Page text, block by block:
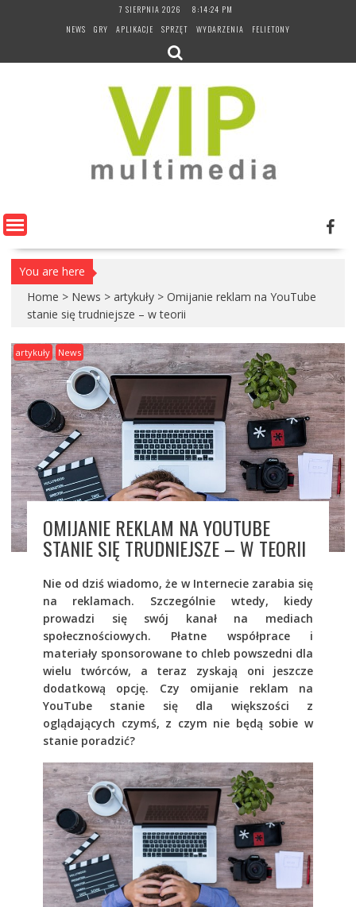
7 SIERPNIA 2026
8:14:25 PM
NEWS
GRY APLIKACJE SPRZĘT WYDARZENIA FELIETONY
You are here
Home > News > artykuły > Omijanie reklam na YouTube
stanie się trudniejsze – w teorii
artykuły News
OMIJANIE REKLAM NA YOUTUBE
STANIE SIĘ TRUDNIEJSZE – W TEORII
Nie od dziś wiadomo, że w Internecie zarabia się
na reklamach. Szczególnie wtedy, kiedy
prowadzi się swój kanał na mediach
społecznościowych. Płatne współprace i
materiały sponsorowane to chleb powszedni dla
wielu twórców, a teraz zyskają oni jeszcze
dodatkową opcję. Czy omijanie reklam na
YouTube stanie się dla większości z
oglądających czymś, z czym nie będą sobie w
stanie poradzić?